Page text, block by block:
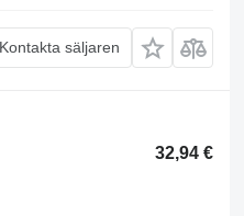
Kontakta säljaren
32,94 €